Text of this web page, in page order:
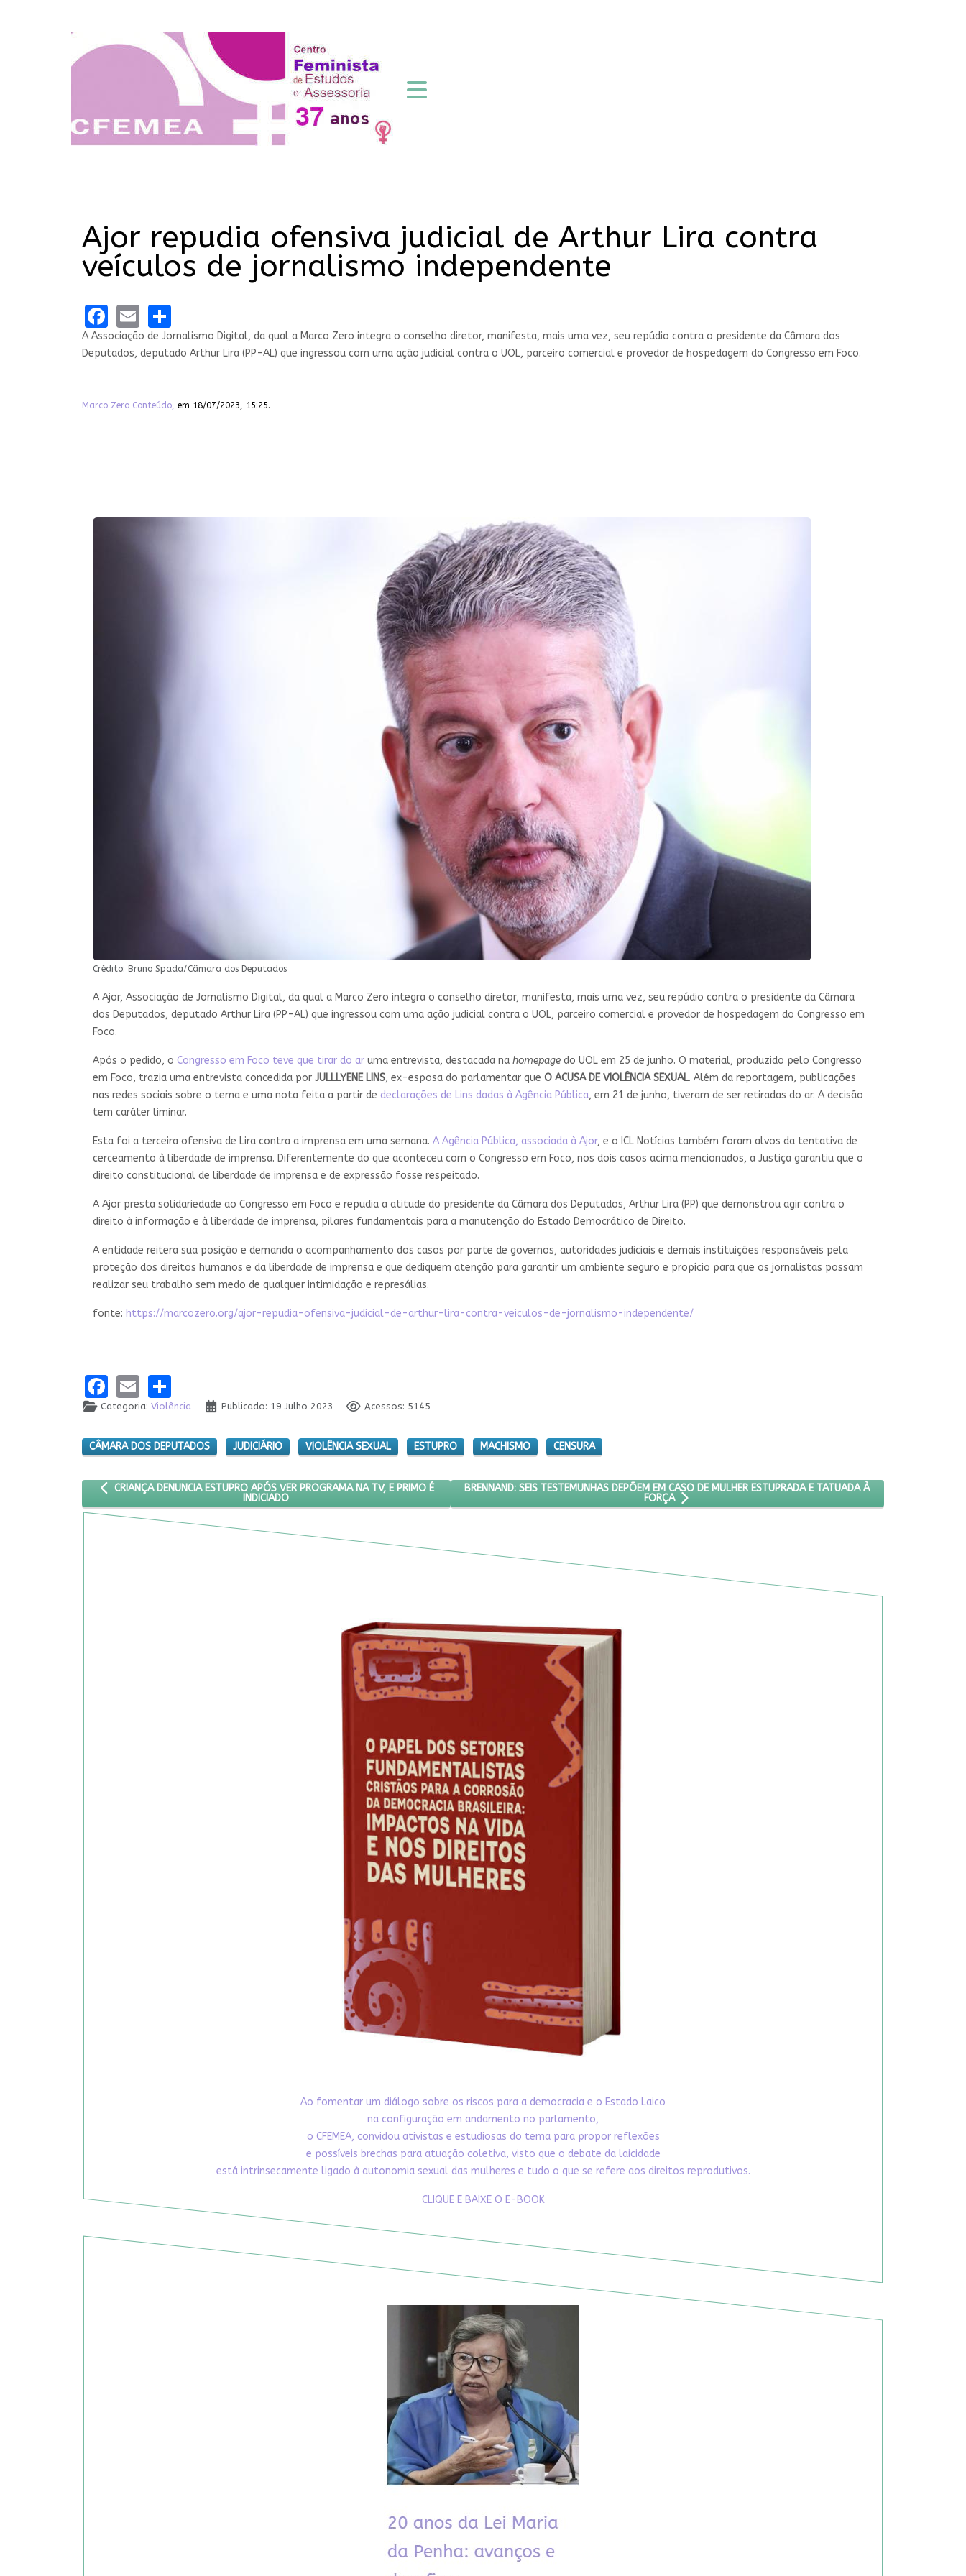
Ajor repudia ofensiva judicial de Arthur Lira contra
veículos de jornalismo independente
Facebook
Email
A Associação de Jornalismo Digital, da qual a Marco Zero integra o conselho diretor, manifesta, mais uma vez, seu repúdio contra o presidente da Câmara dos
Deputados, deputado Arthur Lira (PP-AL) que ingressou com uma ação judicial contra o UOL, parceiro comercial e provedor de hospedagem do Congresso em Foco.
Marco Zero Conteúdo, em 18/07/2023, 15:25.
Crédito: Bruno Spada/Câmara dos Deputados
A Ajor, Associação de Jornalismo Digital, da qual a Marco Zero integra o conselho diretor, manifesta, mais uma vez, seu repúdio contra o presidente da Câmara
dos Deputados, deputado Arthur Lira (PP-AL) que ingressou com uma ação judicial contra o UOL, parceiro comercial e provedor de hospedagem do Congresso em
Foco.
Após o pedido, o Congresso em Foco teve que tirar do ar uma entrevista, destacada na homepage do UOL em 25 de junho. O material, produzido pelo Congresso
em Foco, trazia uma entrevista concedida por JULLLYENE LINS, ex-esposa do parlamentar que O ACUSA DE VIOLÊNCIA SEXUAL. Além da reportagem, publicações
nas redes sociais sobre o tema e uma nota feita a partir de declarações de Lins dadas à Agência Pública, em 21 de junho, tiveram de ser retiradas do ar. A decisão
tem caráter liminar.
Esta foi a terceira ofensiva de Lira contra a imprensa em uma semana. A Agência Pública, associada à Ajor, e o ICL Notícias também foram alvos da tentativa de
cerceamento à liberdade de imprensa. Diferentemente do que aconteceu com o Congresso em Foco, nos dois casos acima mencionados, a Justiça garantiu que o
direito constitucional de liberdade de imprensa e de expressão fosse respeitado.
A Ajor presta solidariedade ao Congresso em Foco e repudia a atitude do presidente da Câmara dos Deputados, Arthur Lira (PP) que demonstrou agir contra o
direito à informação e à liberdade de imprensa, pilares fundamentais para a manutenção do Estado Democrático de Direito.
A entidade reitera sua posição e demanda o acompanhamento dos casos por parte de governos, autoridades judiciais e demais instituições responsáveis pela
proteção dos direitos humanos e da liberdade de imprensa e que dediquem atenção para garantir um ambiente seguro e propício para que os jornalistas possam
realizar seu trabalho sem medo de qualquer intimidação e represálias.
fonte: https://marcozero.org/ajor-repudia-ofensiva-judicial-de-arthur-lira-contra-veiculos-de-jornalismo-independente/
Facebook
Email
Categoria:Violência Publicado: 19 Julho 2023 Acessos: 5145
CÂMARA DOS DEPUTADOS JUDICIÁRIO VIOLÊNCIA SEXUAL ESTUPRO MACHISMO CENSURA
ARTIGO ANTERIOR: CRIANÇA DENUNCIA ESTUPRO APÓS VER PROGRAMA NA TV, E PRIMO É INDICIADO
CRIANÇA DENUNCIA ESTUPRO APÓS VER PROGRAMA NA TV, E PRIMO É
INDICIADO
PRÓXIMO ARTIGO: BRENNAND: SEIS TESTEMUNHAS DEPÕEM EM CASO DE MULHER ESTUPRADA E TATUADA À
BRENNAND: SEIS TESTEMUNHAS DEPÕEM EM CASO DE MULHER ESTUPRADA E TATUADA À
FORÇA
Ao fomentar um diálogo sobre os riscos para a democracia e o Estado Laico
na configuração em andamento no parlamento,
o CFEMEA, convidou ativistas e estudiosas do tema para propor reflexões
e possíveis brechas para atuação coletiva, visto que o debate da laicidade
está intrinsecamente ligado à autonomia sexual das mulheres e tudo o que se refere aos direitos reprodutivos.
CLIQUE E BAIXE O E-BOOK